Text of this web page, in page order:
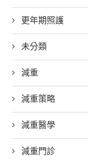
更年期照護
未分類
減重
減重策略
減重醫學
減重門診